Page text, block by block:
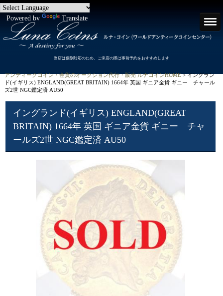
Powered by Translate
当店は個別対応のため、ご来店の際は事前予約をおすすめします
アンティークコイン・金貨のオークション代行・販売 ルナコインHOME> イングラン
ド(イギリス) ENGLAND(GREAT BRITAIN) 1664年 英国 ギニア金貨 ギニー チャール
ズ2世 NGC鑑定済 AU50
イングランド(イギリス) ENGLAND(GREAT
BRITAIN) 1664年 英国 ギニア金貨 ギニー チャ
ールズ2世 NGC鑑定済 AU50